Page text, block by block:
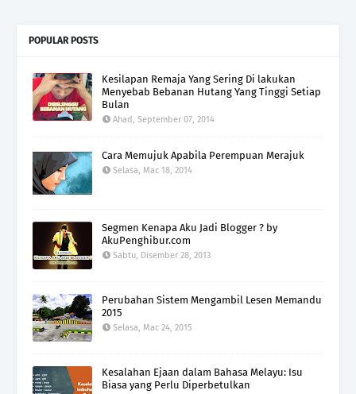
POPULAR POSTS
Kesilapan Remaja Yang Sering Di lakukan
Menyebab Bebanan Hutang Yang Tinggi Setiap
Bulan
Ahad, September 07, 2014
Cara Memujuk Apabila Perempuan Merajuk
Selasa, Mac 18, 2014
Segmen Kenapa Aku Jadi Blogger ? by
AkuPenghibur.com
Sabtu, Disember 28, 2013
Perubahan Sistem Mengambil Lesen Memandu
2015
Selasa, Mac 24, 2015
Kesalahan Ejaan dalam Bahasa Melayu: Isu
Biasa yang Perlu Diperbetulkan